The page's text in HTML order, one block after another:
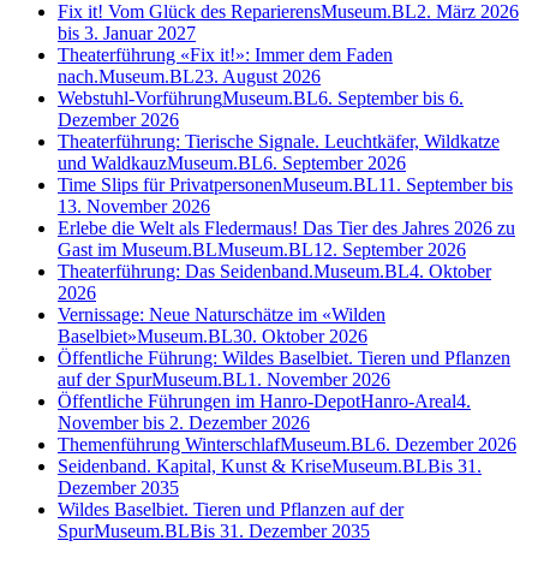
Fix it! Vom Glück des ReparierensMuseum.BL2. März 2026
bis 3. Januar 2027
Theaterführung «Fix it!»: Immer dem Faden
nach.Museum.BL23. August 2026
Webstuhl-VorführungMuseum.BL6. September bis 6.
Dezember 2026
Theaterführung: Tierische Signale. Leuchtkäfer, Wildkatze
und WaldkauzMuseum.BL6. September 2026
Time Slips für PrivatpersonenMuseum.BL11. September bis
13. November 2026
Erlebe die Welt als Fledermaus! Das Tier des Jahres 2026 zu
Gast im Museum.BLMuseum.BL12. September 2026
Theaterführung: Das Seidenband.Museum.BL4. Oktober
2026
Vernissage: Neue Naturschätze im «Wilden
Baselbiet»Museum.BL30. Oktober 2026
Öffentliche Führung: Wildes Baselbiet. Tieren und Pflanzen
auf der SpurMuseum.BL1. November 2026
Öffentliche Führungen im Hanro-DepotHanro-Areal4.
November bis 2. Dezember 2026
Themenführung WinterschlafMuseum.BL6. Dezember 2026
Seidenband. Kapital, Kunst & KriseMuseum.BLBis 31.
Dezember 2035
Wildes Baselbiet. Tieren und Pflanzen auf der
SpurMuseum.BLBis 31. Dezember 2035